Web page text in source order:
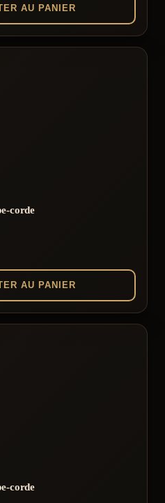
AU PANIER
corde
AU PANIER
corde